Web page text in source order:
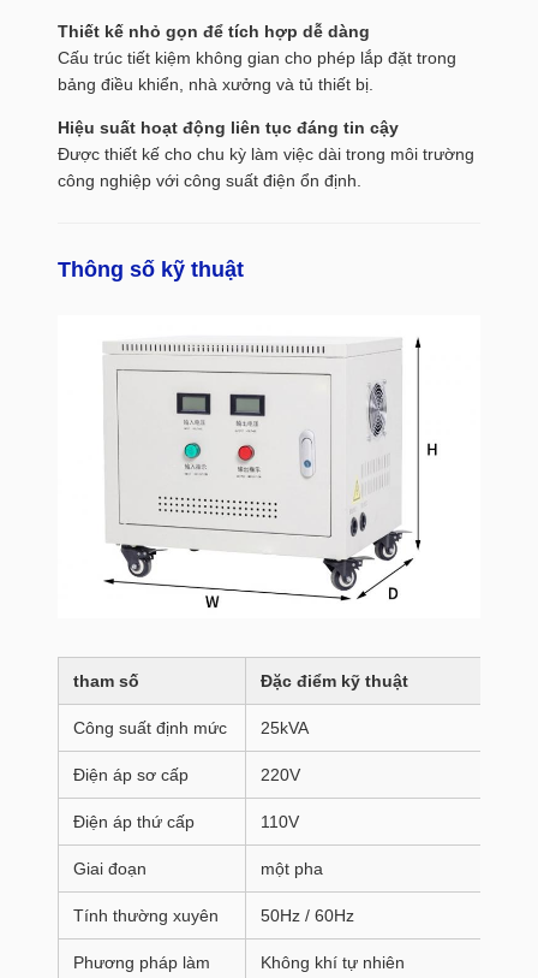
Thiết kế nhỏ gọn để tích hợp dễ dàng
Cấu trúc tiết kiệm không gian cho phép lắp đặt trong
bảng điều khiển, nhà xưởng và tủ thiết bị.
Hiệu suất hoạt động liên tục đáng tin cậy
Được thiết kế cho chu kỳ làm việc dài trong môi trường
công nghiệp với công suất điện ổn định.
Thông số kỹ thuật
tham số Đặc điểm kỹ thuật
Công suất định mức 25kVA
Điện áp sơ cấp 220V
Điện áp thứ cấp 110V
Giai đoạn một pha
Tính thường xuyên 50Hz / 60Hz
Phương pháp làm
Không khí tự nhiên